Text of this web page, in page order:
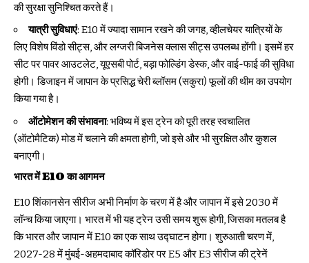
की सुरक्षा सुनिश्चित करते हैं।
यात्री सुविधाएं: E10 में ज्यादा सामान रखने की जगह, व्हीलचेयर यात्रियों के
लिए विशेष विंडो सीट्स, और लग्जरी बिजनेस क्लास सीट्स उपलब्ध होंगी। इसमें हर
सीट पर पावर आउटलेट, यूएसबी पोर्ट, बड़ा फोल्डिंग डेस्क, और वाई-फाई की सुविधा
होगी। डिजाइन में जापान के प्रसिद्ध चेरी ब्लॉसम (सकुरा) फूलों की थीम का उपयोग
किया गया है।
ऑटोमेशन की संभावना: भविष्य में इस ट्रेन को पूरी तरह स्वचालित
(ऑटोमैटिक) मोड में चलाने की क्षमता होगी, जो इसे और भी सुरक्षित और कुशल
बनाएगी।
भारत में E10 का आगमन
E10 शिंकानसेन सीरीज अभी निर्माण के चरण में है और जापान में इसे 2030 में
लॉन्च किया जाएगा। भारत में भी यह ट्रेन उसी समय शुरू होगी, जिसका मतलब है
कि भारत और जापान में E10 का एक साथ उद्घाटन होगा। शुरुआती चरण में,
2027-28 में मुंबई-अहमदाबाद कॉरिडोर पर E5 और E3 सीरीज की ट्रेनें